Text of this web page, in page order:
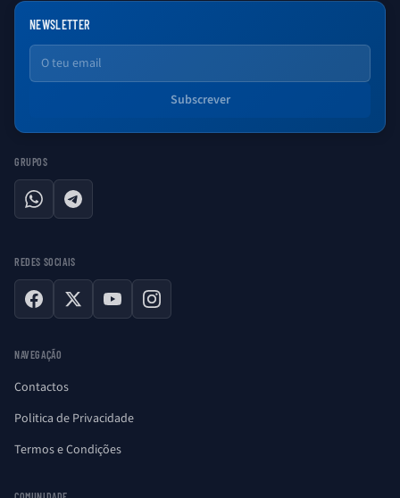
NEWSLETTER
Email
Subscrever
GRUPOS
WhatsAppTelegram
REDES SOCIAIS
Facebook
X YouTubeInstagram
NAVEGAÇÃO
Contactos
Politica de Privacidade
Termos e Condições